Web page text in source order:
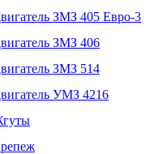
ЗМЗ 405 Евро-3
ЗМЗ 406
ЗМЗ 514
УМЗ 4216